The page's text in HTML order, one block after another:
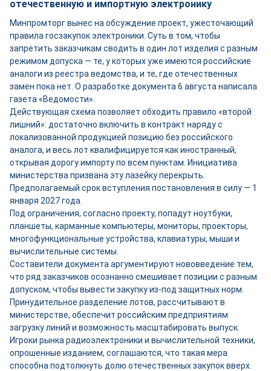
отечественную и импортную электронику
Минпромторг вынес на обсуждение проект, ужесточающий
правила госзакупок электроники. Суть в том, чтобы
запретить заказчикам сводить в один лот изделия с разным
режимом допуска — те, у которых уже имеются российские
аналоги из реестра ведомства, и те, где отечественных
замен пока нет. О разработке документа 6 августа написала
газета «Ведомости».
Действующая схема позволяет обходить правило «второй
лишний»: достаточно включить в контракт наряду с
локализованной продукцией позицию без российского
аналога, и весь лот квалифицируется как иностранный,
открывая дорогу импорту по всем пунктам. Инициатива
министерства призвана эту лазейку перекрыть.
Предполагаемый срок вступления постановления в силу — 1
января 2027 года.
Под ограничения, согласно проекту, попадут ноутбуки,
планшеты, карманные компьютеры, мониторы, проекторы,
многофункциональные устройства, клавиатуры, мыши и
вычислительные системы.
Составители документа аргументируют нововведение тем,
что ряд заказчиков осознанно смешивает позиции с разным
допуском, чтобы вывести закупку из-под защитных норм.
Принудительное разделение лотов, рассчитывают в
министерстве, обеспечит российским предприятиям
загрузку линий и возможность масштабировать выпуск.
Игроки рынка радиоэлектроники и вычислительной техники,
опрошенные изданием, соглашаются, что такая мера
способна подтолкнуть долю отечественных закупок вверх.